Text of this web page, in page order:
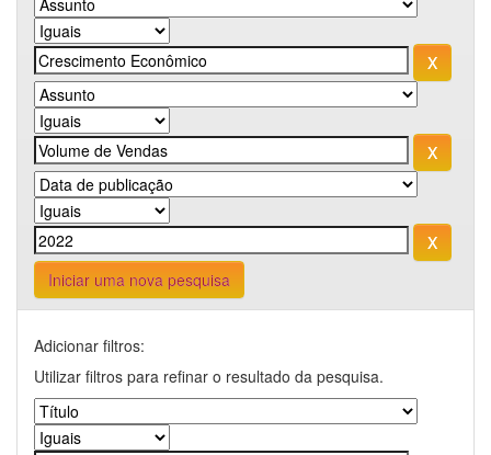
Iniciar uma nova pesquisa
Adicionar filtros:
Utilizar filtros para refinar o resultado da pesquisa.